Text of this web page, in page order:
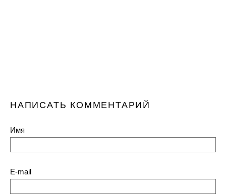
НАПИСАТЬ КОММЕНТАРИЙ
Имя
E-mail